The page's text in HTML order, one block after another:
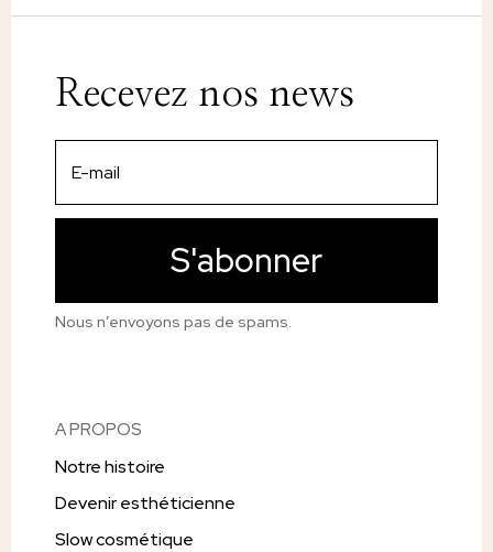
Recevez nos news
S'abonner
Nous n’envoyons pas de spams.
A PROPOS
Notre histoire
Devenir esthéticienne
Slow cosmétique